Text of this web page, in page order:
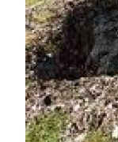
For
Contact
Cookies
General terms